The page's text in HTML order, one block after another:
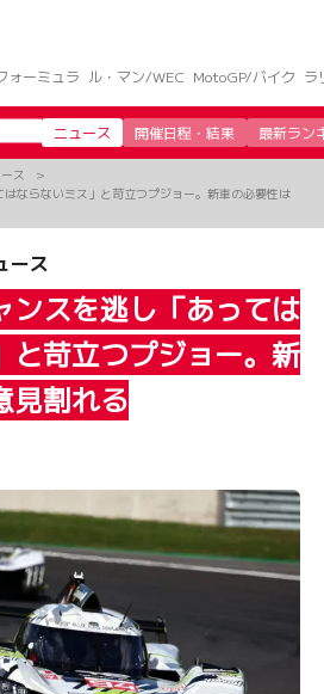
ォーミュラ ル・マン/WEC MotoGP/バイク ラ
ニュース 開催日程・結果 最新ラン
ス
ならないミス」と苛立つプジョー。新車の必要性は
ース
ンスを逃し「あっては
と苛立つプジョー。新
見割れる